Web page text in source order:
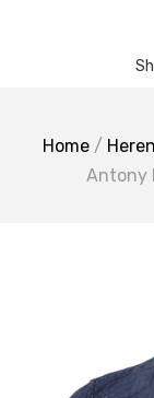
Home / Heren
Antony